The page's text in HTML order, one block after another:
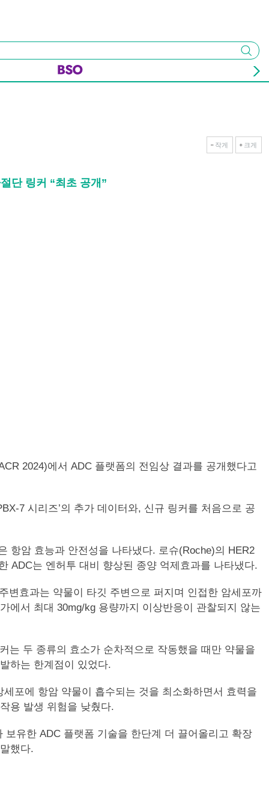
검색
작게 크게
단 링커 “최초 공개”
2024)에서 ADC 플랫폼의 전임상 결과를 공개했다고
7 시리즈’의 추가 데이터와, 신규 링커를 처음으로 공
항암 효능과 안전성을 나타냈다. 로슈(Roche)의 HER2
ADC는 엔허투 대비 향상된 종양 억제효과를 나타냈다.
변효과는 약물이 타깃 주변으로 퍼지며 인접한 암세포까
에서 최대 30mg/kg 용량까지 이상반응이 관찰되지 않는
는 두 종류의 효소가 순차적으로 작동했을 때만 약물을
하는 한계점이 있었다.
포에 항암 약물이 흡수되는 것을 최소화하면서 효력을
용 발생 위험을 낮췄다.
유한 ADC 플랫폼 기술을 한단계 더 끌어올리고 확장
했다.